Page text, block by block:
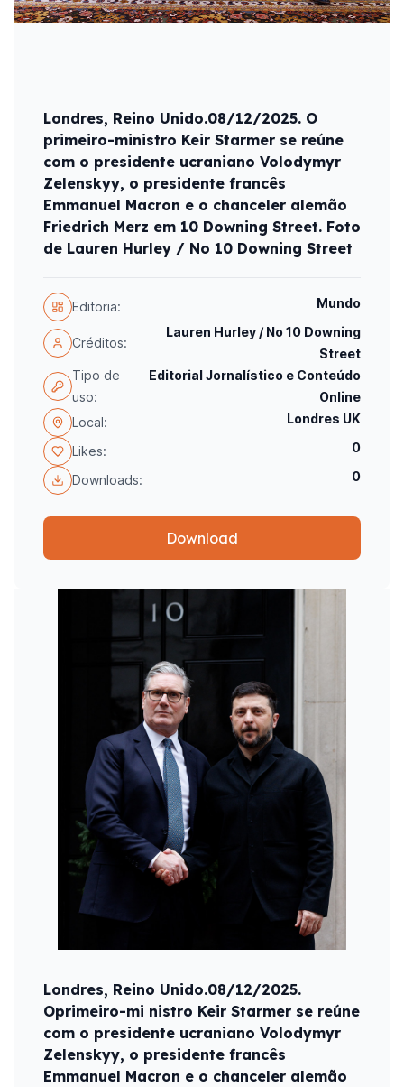
Londres, Reino Unido.08/12/2025. O
primeiro-ministro Keir Starmer se reúne
com o presidente ucraniano Volodymyr
Zelenskyy, o presidente francês
Emmanuel Macron e o chanceler alemão
Friedrich Merz em 10 Downing Street. Foto
de Lauren Hurley / No 10 Downing Street
Editoria: Mundo
Créditos:
Lauren Hurley / No 10 Downing
Street
Tipo de
uso:
Editorial Jornalístico e Conteúdo
Online
Local:
Londres UK
Likes: 0
Downloads: 0
Download
Londres, Reino Unido.08/12/2025.
Oprimeiro-mi nistro Keir Starmer se reúne
com o presidente ucraniano Volodymyr
Zelenskyy, o presidente francês
Emmanuel Macron e o chanceler alemão